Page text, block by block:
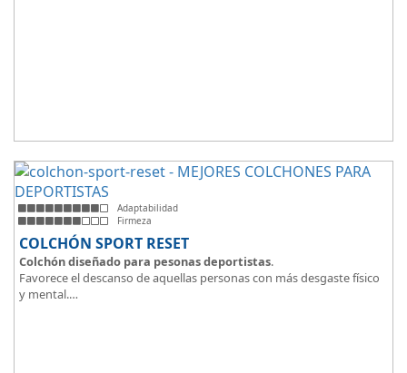
Adaptabilidad
Firmeza
COLCHÓN SPORT RESET
Colchón diseñado para pesonas deportistas.
Favorece el descanso de aquellas personas con más desgaste físico
y mental.